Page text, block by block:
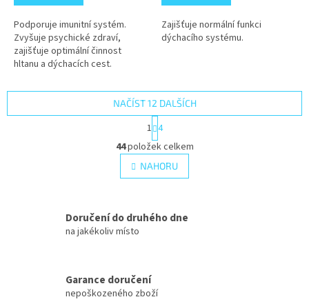
Podporuje imunitní systém.
Zvyšuje psychické zdraví,
zajišťuje optimální činnost
hltanu a dýchacích cest.
Zajišťuje normální funkci
dýchacího systému.
O
v
l
á
c
y
NAČÍST 12 DALŠÍCH
t
r
á
n
k
á
1 4
44položek celkem
NAHORU
Doručení do druhého dne
na jakékoliv místo
Garance doručení
nepoškozeného zboží